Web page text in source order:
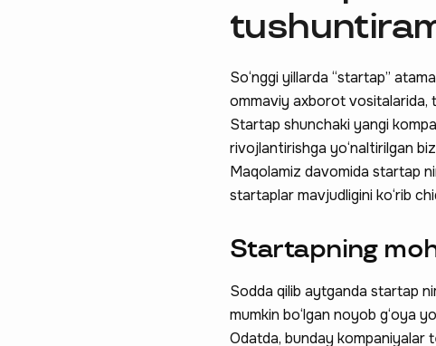
So‘nggi yillarda “startap”
ommaviy axborot vositalarida,
Startap shunchaki yangi
rivojlantirishga yo‘naltirilgan
Maqolamiz davomida startap
startaplar mavjudligini ko‘rib
Startapning
Sodda qilib aytganda startap
mumkin bo‘lgan noyob g‘oya
Odatda, bunday kompaniyalar